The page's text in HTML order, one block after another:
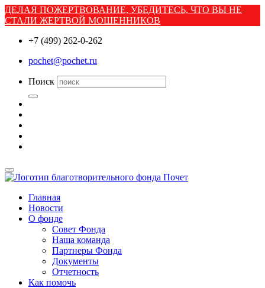
ДЕЛАЯ ПОЖЕРТВОВАНИЕ, УБЕДИТЕСЬ, ЧТО ВЫ НЕ
СТАЛИ ЖЕРТВОЙ МОШЕННИКОВ
+7 (499) 262-0-262
pochet@pochet.ru
Поиск
Главная
Новости
О фонде
Совет Фонда
Наша команда
Партнеры Фонда
Документы
Отчетность
Как помочь